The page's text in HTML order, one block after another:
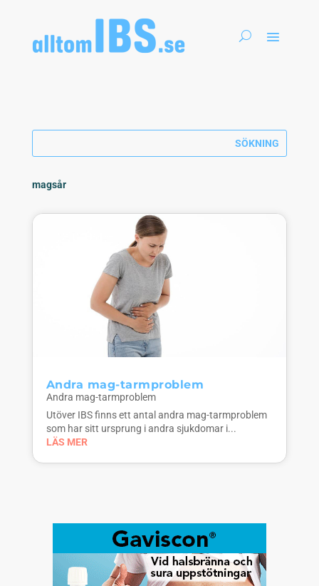
magsår
Andra mag-tarmproblem
Andra mag-tarmproblem
Utöver IBS finns ett antal andra mag-tarmproblem
som har sitt ursprung i andra sjukdomar i...
LÄS MER